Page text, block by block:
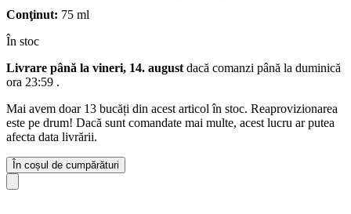
Conţinut: 75 ml
În stoc
Livrare până la vineri, 14. august dacă comanzi până la duminică
ora 23:59 .
Mai avem doar 13 bucăți din acest articol în stoc. Reaprovizionarea
este pe drum! Dacă sunt comandate mai multe, acest lucru ar putea
afecta data livrării.
În coșul de cumpărături